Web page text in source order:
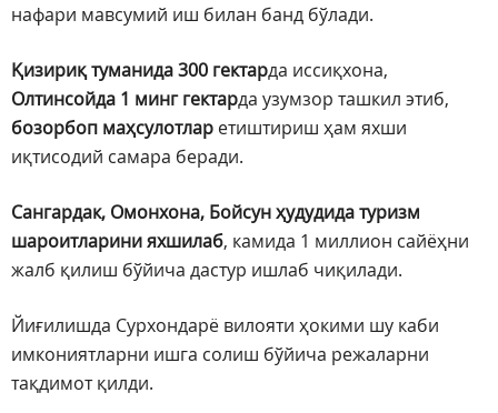
нафари мавсумий иш билан банд бўлади.
Қизириқ туманида 300 гектарда иссиқхона,
Олтинсойда 1 минг гектарда узумзор ташкил этиб,
бозорбоп маҳсулотлар етиштириш ҳам яхши
иқтисодий самара беради.
Сангардак, Омонхона, Бойсун ҳудудида туризм
шароитларини яхшилаб, камида 1 миллион сайёҳни
жалб қилиш бўйича дастур ишлаб чиқилади.
Йиғилишда Сурхондарё вилояти ҳокими шу каби
имкониятларни ишга солиш бўйича режаларни
тақдимот қилди.